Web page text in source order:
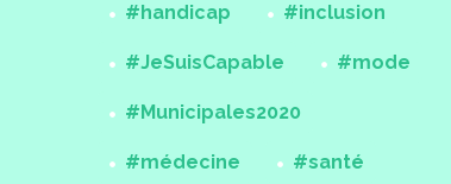
#handicap #inclusion
#JeSuisCapable #mode
#Municipales2020
#médecine #santé